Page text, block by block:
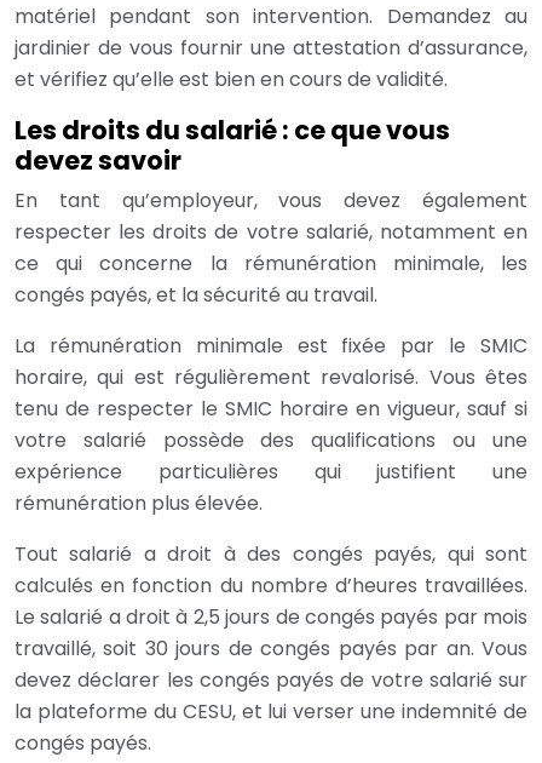
matériel pendant son intervention. Demandez au
jardinier de vous fournir une attestation d’assurance,
et vérifiez qu’elle est bien en cours de validité.
Les droits du salarié : ce que vous
devez savoir
En tant qu’employeur, vous devez également
respecter les droits de votre salarié, notamment en
ce qui concerne la rémunération minimale, les
congés payés, et la sécurité au travail.
La rémunération minimale est fixée par le SMIC
horaire, qui est régulièrement revalorisé. Vous êtes
tenu de respecter le SMIC horaire en vigueur, sauf si
votre salarié possède des qualifications ou une
expérience particulières qui justifient une
rémunération plus élevée.
Tout salarié a droit à des congés payés, qui sont
calculés en fonction du nombre d’heures travaillées.
Le salarié a droit à 2,5 jours de congés payés par mois
travaillé, soit 30 jours de congés payés par an. Vous
devez déclarer les congés payés de votre salarié sur
la plateforme du CESU, et lui verser une indemnité de
congés payés.